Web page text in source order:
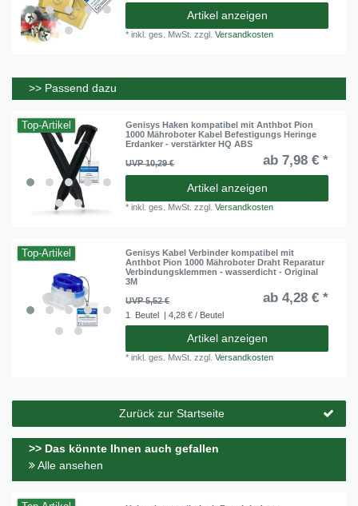
Artikel anzeigen
*inkl. ges. MwSt. zzgl.Versandkosten
>> Passend dazu
Top-Artikel
Genisys Haken kompatibel mit Anthbot Pion
1000 Mähroboter Kabel Befestigungs Heringe
Erdanker - verstärkter HQ ABS
UVP 10,29 €
ab 7,98 € *
Artikel anzeigen
*inkl. ges. MwSt. zzgl.Versandkosten
Top-Artikel
Genisys Kabel Verbinder kompatibel mit
Anthbot Pion 1000 Mähroboter Draht Reparatur
Verbindungsklemmen - wasserdicht - Original
3M
UVP 5,52 €
ab 4,28 € *
1 Beutel | 4,28 € / Beutel
Artikel anzeigen
*inkl. ges. MwSt. zzgl.Versandkosten
Zurück zur Startseite
>> Das könnte Ihnen auch gefallen
Alle ansehen